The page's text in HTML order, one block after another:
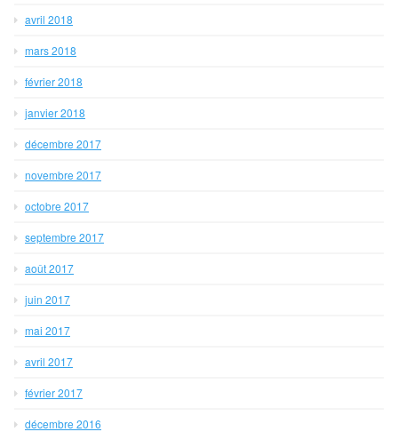
avril 2018
mars 2018
février 2018
janvier 2018
décembre 2017
novembre 2017
octobre 2017
septembre 2017
août 2017
juin 2017
mai 2017
avril 2017
février 2017
décembre 2016